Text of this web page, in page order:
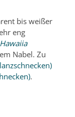
bis weißer
eng
Hawaiia
Nabel. Zu
.